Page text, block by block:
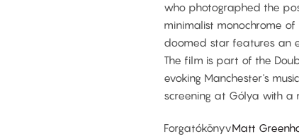
who photographed the
minimalist monochrome
doomed star features an
The film is part of the
evoking Manchester's
screening at Gólya with a
ForgatókönyvMatt